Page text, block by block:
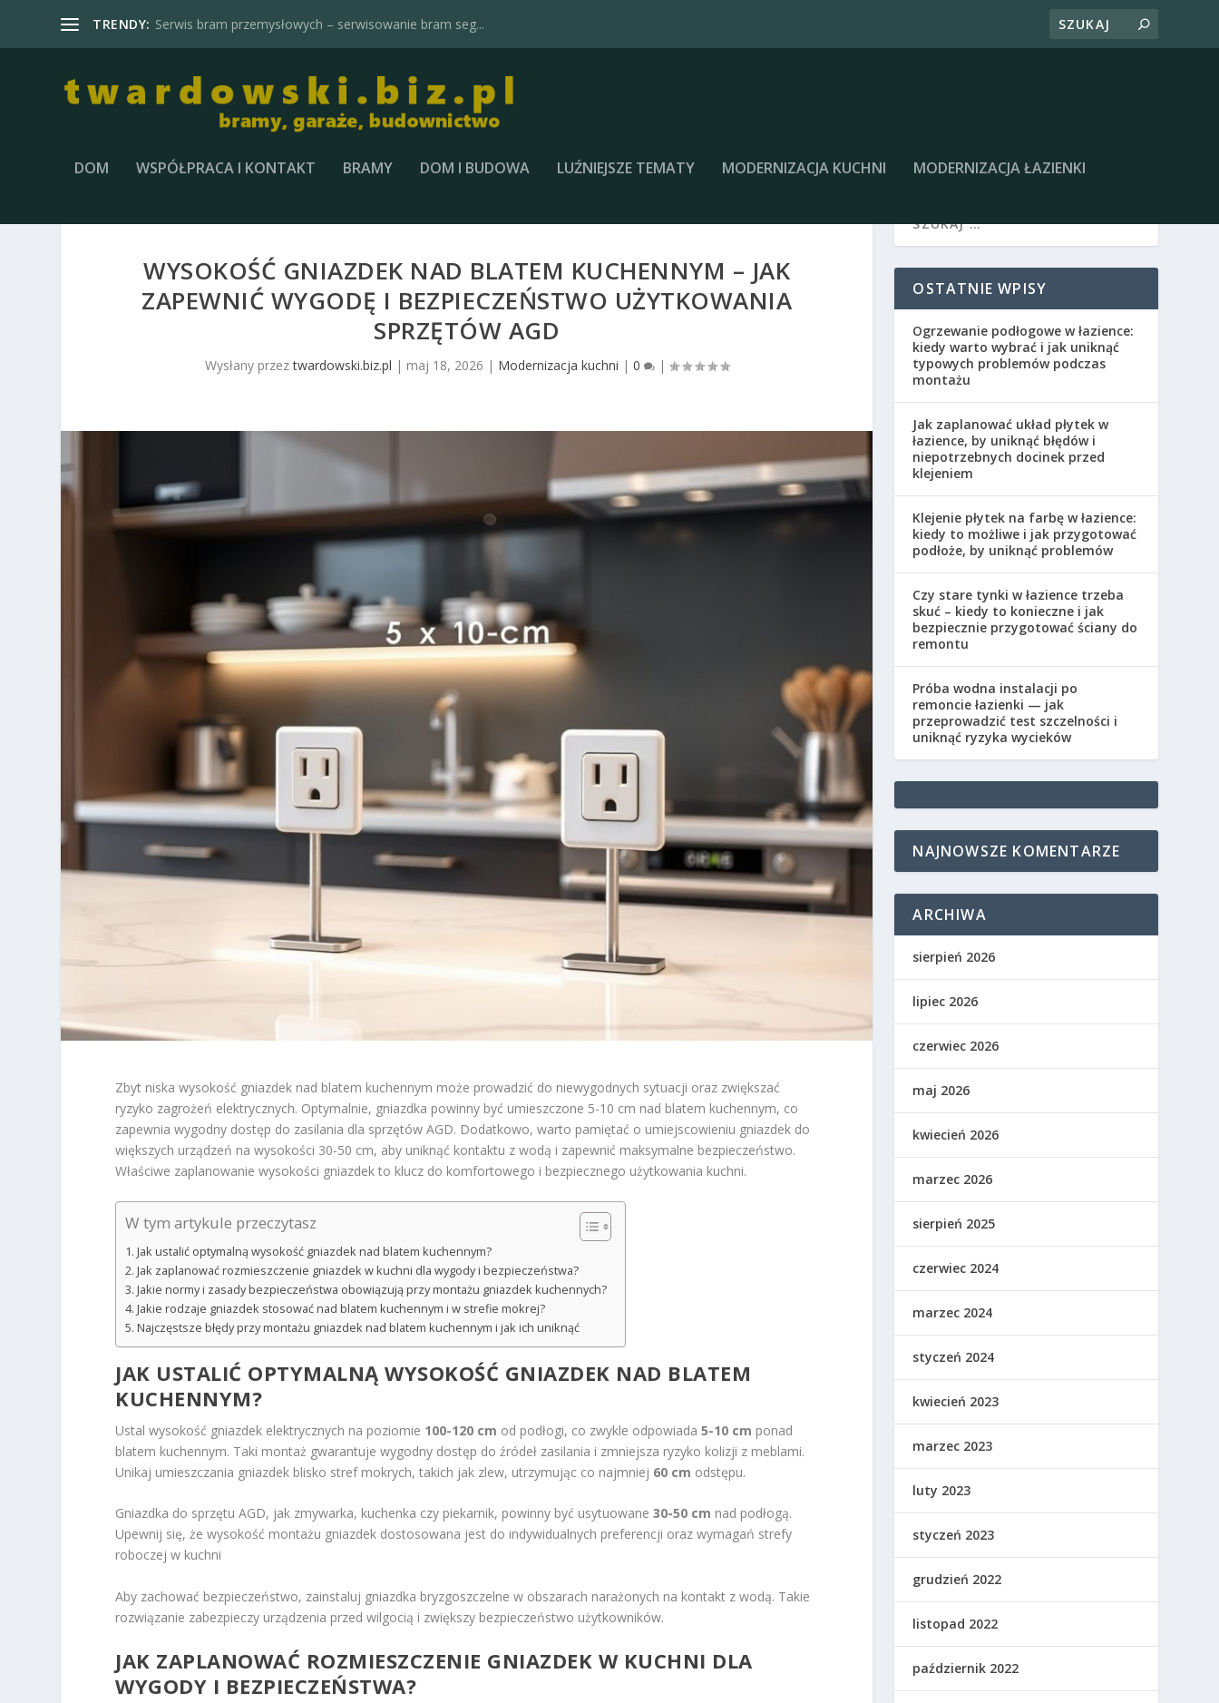
TRENDY: Serwis bram przemysłowych – serwisowanie bram seg...
DOM WSPÓŁPRACA I KONTAKT BRAMY DOM I BUDOWA LUŹNIEJSZE TEMATY MODERNIZACJA KUCHNI MODERNIZACJA ŁAZIENKI
WYSOKOŚĆ GNIAZDEK NAD BLATEM KUCHENNYM – JAK
ZAPEWNIĆ WYGODĘ I BEZPIECZEŃSTWO UŻYTKOWANIA
SPRZĘTÓW AGD
Wysłany przeztwardowski.biz.pl | maj 18, 2026 | Modernizacja kuchni | 0 |
Zbyt niska wysokość gniazdek nad blatem kuchennym może prowadzić do niewygodnych sytuacji oraz zwiększać
ryzyko zagrożeń elektrycznych. Optymalnie, gniazdka powinny być umieszczone 5-10 cm nad blatem kuchennym, co
zapewnia wygodny dostęp do zasilania dla sprzętów AGD. Dodatkowo, warto pamiętać o umiejscowieniu gniazdek do
większych urządzeń na wysokości 30-50 cm, aby uniknąć kontaktu z wodą i zapewnić maksymalne bezpieczeństwo.
Właściwe zaplanowanie wysokości gniazdek to klucz do komfortowego i bezpiecznego użytkowania kuchni.
W tym artykule przeczytasz
Jak ustalić optymalną wysokość gniazdek nad blatem kuchennym?
Jak zaplanować rozmieszczenie gniazdek w kuchni dla wygody i bezpieczeństwa?
Jakie normy i zasady bezpieczeństwa obowiązują przy montażu gniazdek kuchennych?
Jakie rodzaje gniazdek stosować nad blatem kuchennym i w strefie mokrej?
Najczęstsze błędy przy montażu gniazdek nad blatem kuchennym i jak ich uniknąć
JAK USTALIĆ OPTYMALNĄ WYSOKOŚĆ GNIAZDEK NAD BLATEM
KUCHENNYM?
Ustal wysokość gniazdek elektrycznych na poziomie 100-120 cm od podłogi, co zwykle odpowiada5-10 cm ponad
blatem kuchennym. Taki montaż gwarantuje wygodny dostęp do źródeł zasilania i zmniejsza ryzyko kolizji z meblami.
Unikaj umieszczania gniazdek blisko stref mokrych, takich jak zlew, utrzymując co najmniej 60 cm odstępu.
Gniazdka do sprzętu AGD, jak zmywarka, kuchenka czy piekarnik, powinny być usytuowane30-50 cm nad podłogą.
Upewnij się, że wysokość montażu gniazdek dostosowana jest do indywidualnych preferencji oraz wymagań strefy
roboczej w kuchni
Aby zachować bezpieczeństwo, zainstaluj gniazdka bryzgoszczelne w obszarach narażonych na kontakt z wodą. Takie
rozwiązanie zabezpieczy urządzenia przed wilgocią i zwiększy bezpieczeństwo użytkowników.
JAK ZAPLANOWAĆ ROZMIESZCZENIE GNIAZDEK W KUCHNI DLA
WYGODY I BEZPIECZEŃSTWA?
OSTATNIE WPISY
Ogrzewanie podłogowe w łazience:
kiedy warto wybrać i jak uniknąć
typowych problemów podczas
montażu
Jak zaplanować układ płytek w
łazience, by uniknąć błędów i
niepotrzebnych docinek przed
klejeniem
Klejenie płytek na farbę w łazience:
kiedy to możliwe i jak przygotować
podłoże, by uniknąć problemów
Czy stare tynki w łazience trzeba
skuć – kiedy to konieczne i jak
bezpiecznie przygotować ściany do
remontu
Próba wodna instalacji po
remoncie łazienki — jak
przeprowadzić test szczelności i
uniknąć ryzyka wycieków
NAJNOWSZE KOMENTARZE
ARCHIWA
sierpień 2026
lipiec 2026
czerwiec 2026
maj 2026
kwiecień 2026
marzec 2026
sierpień 2025
czerwiec 2024
marzec 2024
styczeń 2024
kwiecień 2023
marzec 2023
luty 2023
styczeń 2023
grudzień 2022
listopad 2022
październik 2022